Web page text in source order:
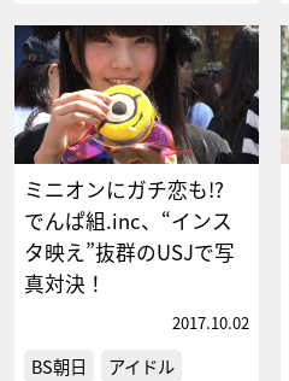
ミニオンにガチ恋も!?
でんぱ組.inc、“インス
タ映え”抜群のUSJで写
真対決！
2017.10.02
BS朝日 アイドル